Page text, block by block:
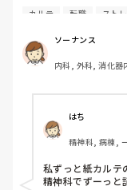
人員のコストと電
電カルないなら報
んやろか
カルテ 転職 スト
ソーナンス
内科, 外科, 消化器
はち
精神科, 病棟,
私ずっと紙カルテ
精神科でずーっと